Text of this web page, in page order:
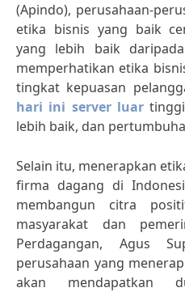
(Apindo), perusahaan-
etika bisnis yang baik
yang lebih baik
memperhatikan etika
tingkat kepuasan
hari ini server luar
lebih baik, dan
Selain itu, menerapkan
firma dagang di
membangun citra
masyarakat dan
Perdagangan, Agus
perusahaan yang
akan mendapatkan